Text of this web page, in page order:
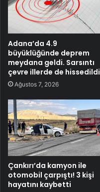
Adana’da 4.9
büyüklüğünde deprem
meydana geldi. Sarsıntı
çevre illerde de hissedildi
Ağustos 7, 2026
Çankırı’da kamyon ile
otomobil çarpıştı! 3 kişi
hayatını kaybetti